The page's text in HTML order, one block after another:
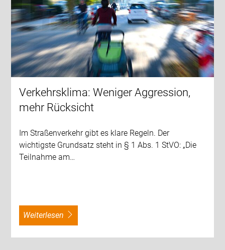
Verkehrsklima: Weniger Aggression,
mehr Rücksicht
Im Straßenverkehr gibt es klare Regeln. Der
wichtigste Grundsatz steht in § 1 Abs. 1 StVO: „Die
Teilnahme am…
weiterlesen